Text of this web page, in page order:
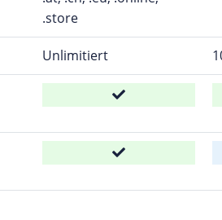
.store
Unlimitiert